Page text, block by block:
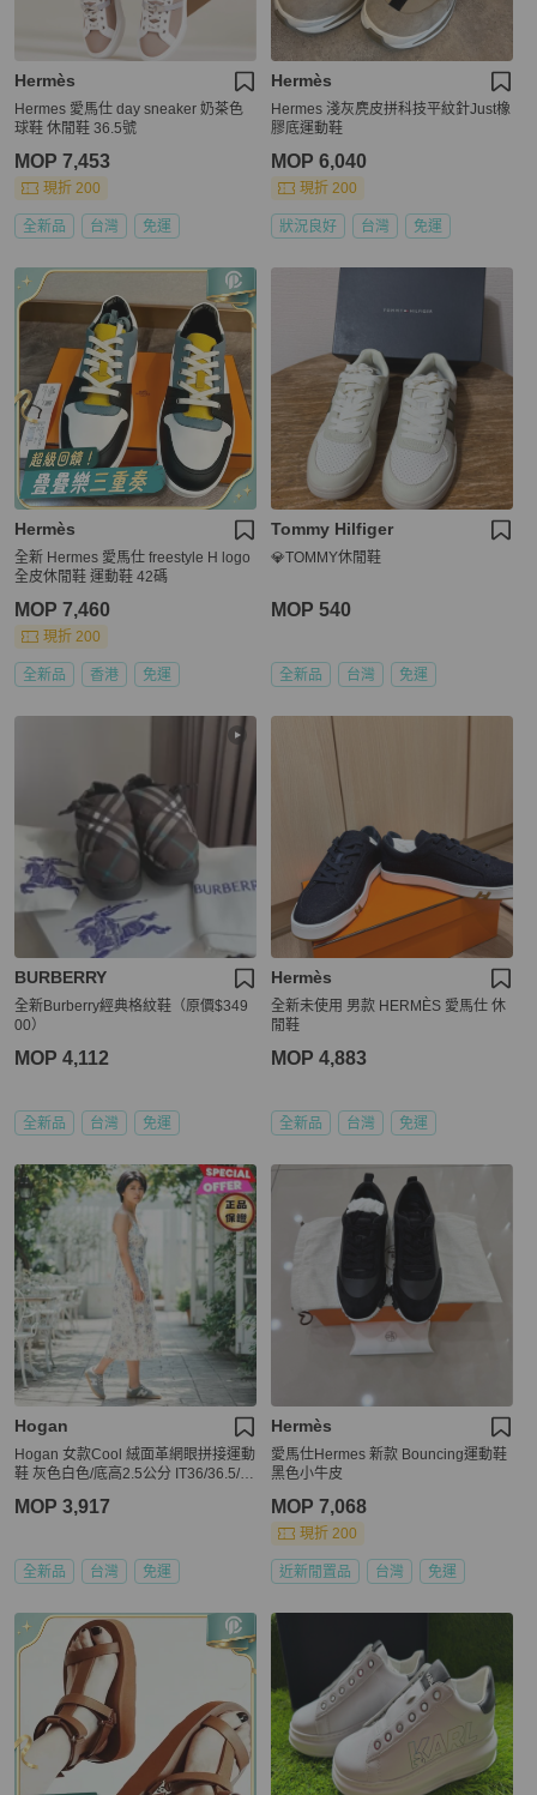
Hermès
Hermes 愛馬仕 day sneaker 奶茶色
球鞋 休閒鞋 36.5號
MOP 7,453
現折 200
全新品 台灣 免運
Hermès
Hermes 淺灰麂皮拼科技平紋針Just橡
膠底運動鞋
MOP 6,040
現折 200
狀況良好 台灣 免運
Hermès
全新 Hermes 愛馬仕 freestyle H logo
全皮休閒鞋 運動鞋 42碼
MOP 7,460
現折 200
全新品 香港 免運
Tommy Hilfiger
💎TOMMY休閒鞋
MOP 540
全新品 台灣 免運
BURBERRY
全新Burberry經典格紋鞋（原價$349
00）
MOP 4,112
全新品 台灣 免運
Hermès
全新未使用 男款 HERMÈS 愛馬仕 休
閒鞋
MOP 4,883
全新品 台灣 免運
Hogan
Hogan 女款Cool 絨面革網眼拼接運動
鞋 灰色白色/底高2.5公分 IT36/36.5/3
MOP 3,917
全新品 台灣 免運
Hermès
愛馬仕Hermes 新款 Bouncing運動鞋
黑色小牛皮
MOP 7,068
現折 200
近新閒置品 台灣 免運